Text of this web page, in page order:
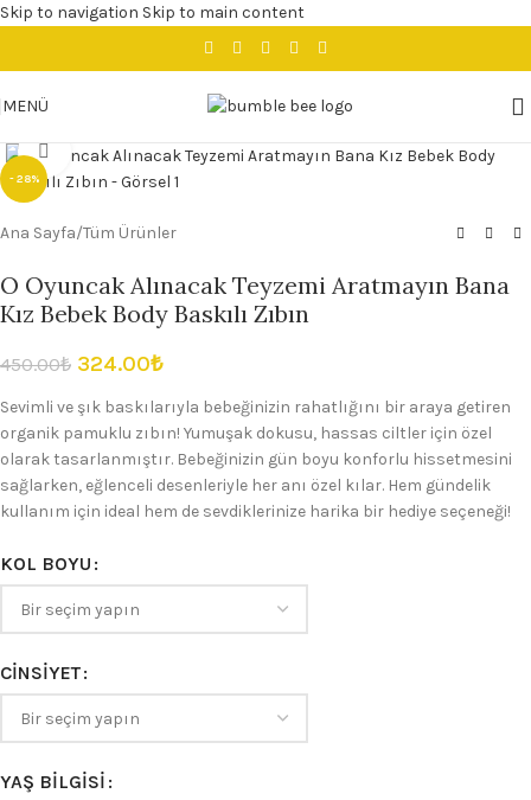
Skip to navigation Skip to main content
MENÜ
- 28%
Büyütmek için tıklayın
Ana Sayfa/Tüm Ürünler
O Oyuncak Alınacak Teyzemi Aratmayın Bana
Kız Bebek Body Baskılı Zıbın
450.00₺ 324.00₺
Sevimli ve şık baskılarıyla bebeğinizin rahatlığını bir araya getiren
organik pamuklu zıbın! Yumuşak dokusu, hassas ciltler için özel
olarak tasarlanmıştır. Bebeğinizin gün boyu konforlu hissetmesini
sağlarken, eğlenceli desenleriyle her anı özel kılar. Hem gündelik
kullanım için ideal hem de sevdiklerinize harika bir hediye seçeneği!
KOL BOYU
CINSIYET
YAŞ BILGISI